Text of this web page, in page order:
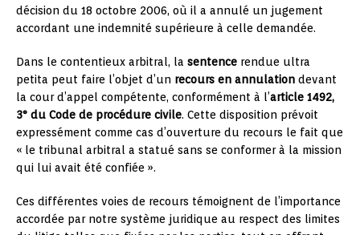
décision du 18 octobre 2006, où il a annulé un jugement
accordant une indemnité supérieure à celle demandée.
Dans le contentieux arbitral, la sentence rendue ultra
petita peut faire l’objet d’un recours en annulation devant
la cour d’appel compétente, conformément à l’article 1492,
3° du Code de procédure civile. Cette disposition prévoit
expressément comme cas d’ouverture du recours le fait que
« le tribunal arbitral a statué sans se conformer à la mission
qui lui avait été confiée ».
Ces différentes voies de recours témoignent de l’importance
accordée par notre système juridique au respect des limites